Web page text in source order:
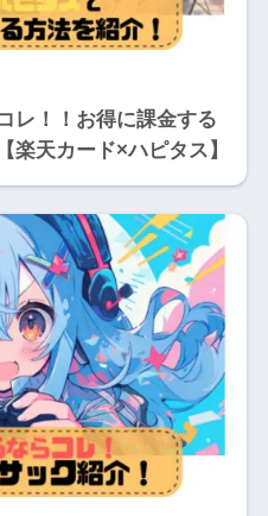
レ！！お得に課金する
楽天カード×ハピタス】